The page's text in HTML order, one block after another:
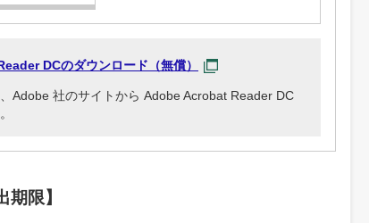
DCのダウンロード（無償）
Adobe 社のサイトから Adobe Acrobat Reader DC
期限】